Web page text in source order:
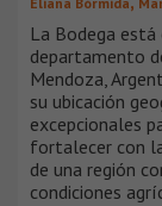
La Bodega
departamento
Mendoza,
su ubicación
excepcionales
fortalecer con
de una región
condiciones